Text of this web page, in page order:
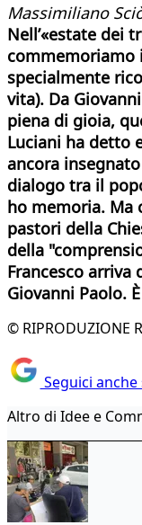
Massimiliano
Nell’«estate dei
commemoriamo
specialmente
vita). Da
piena di gioia,
Luciani ha detto
ancora
dialogo tra il
ho memoria. Ma
pastori della
della
Francesco
Giovanni Paolo.
© RIPRODUZIONE
Seguici
Altro di Idee e